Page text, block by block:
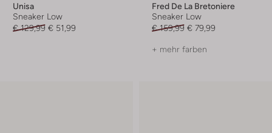
Unisa
Sneaker Low
€ 129,99 € 51,99
Fred De La Bretoniere
Sneaker Low
€ 159,99 € 79,99
+ mehr farben